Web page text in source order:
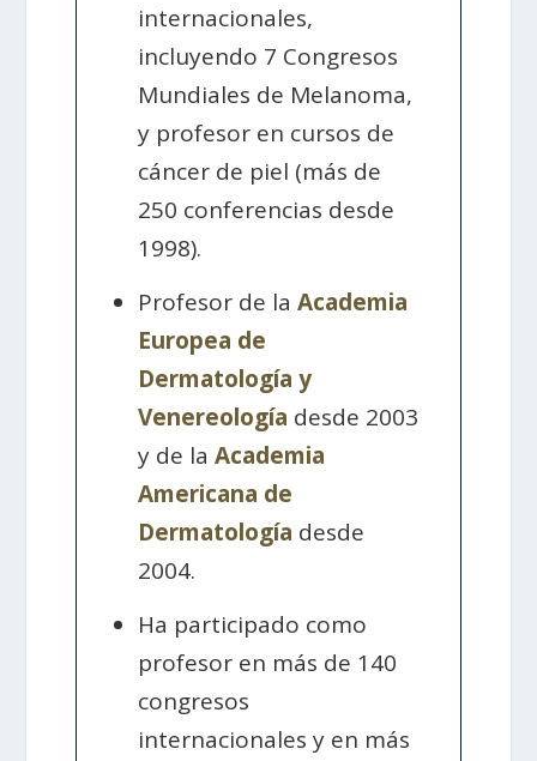
internacionales,
incluyendo 7 Congresos
Mundiales de Melanoma,
y profesor en cursos de
cáncer de piel (más de
250 conferencias desde
1998).
Profesor de laAcademia
Europea de
Dermatología y
Venereología desde 2003
y de laAcademia
Americana de
Dermatología desde
2004.
Ha participado como
profesor en más de 140
congresos
internacionales y en más